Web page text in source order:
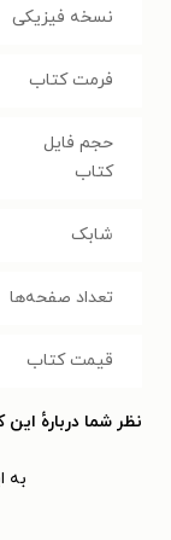
نسخه فیزیکی
فرمت کتاب
حجم فایل
کتاب
شابک
تعداد صفحه‌ها
قیمت کتاب
نظر شما دربارهٔ این
به